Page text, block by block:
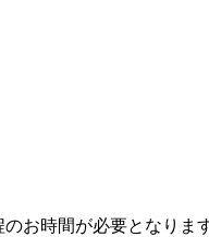
お時間が必要となります